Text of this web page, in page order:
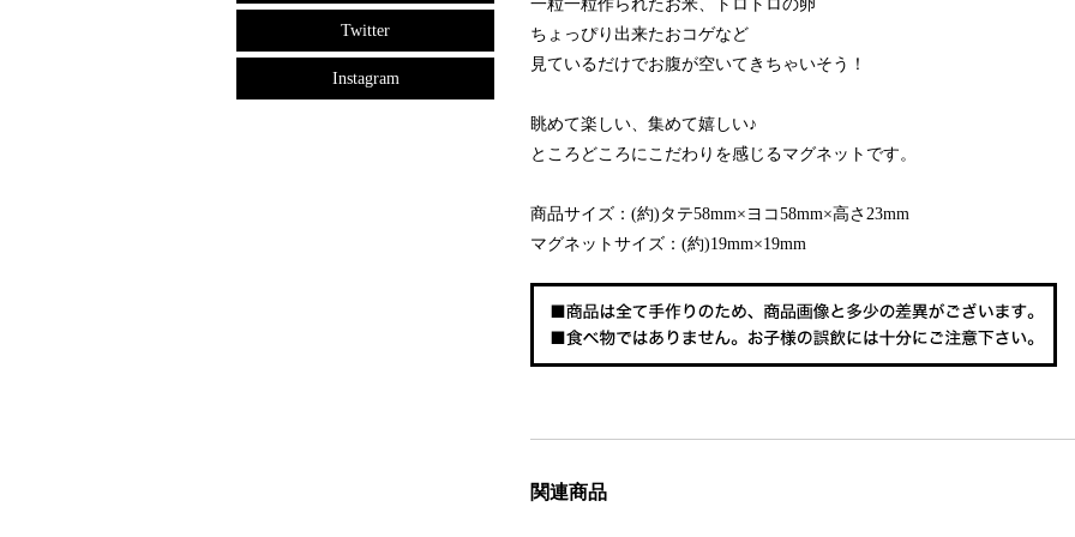
一粒一粒作られたお米、トロトロの卵
ちょっぴり出来たおコゲなど
見ているだけでお腹が空いてきちゃいそう！
眺めて楽しい、集めて嬉しい♪
ところどころにこだわりを感じるマグネットです。
商品サイズ：(約)タテ58mm×ヨコ58mm×高さ23mm
マグネットサイズ：(約)19mm×19mm
関連商品
Twitter
Instagram